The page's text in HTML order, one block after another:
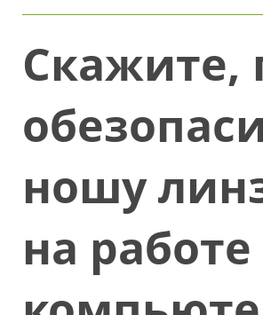
Скажите,
ношу
на